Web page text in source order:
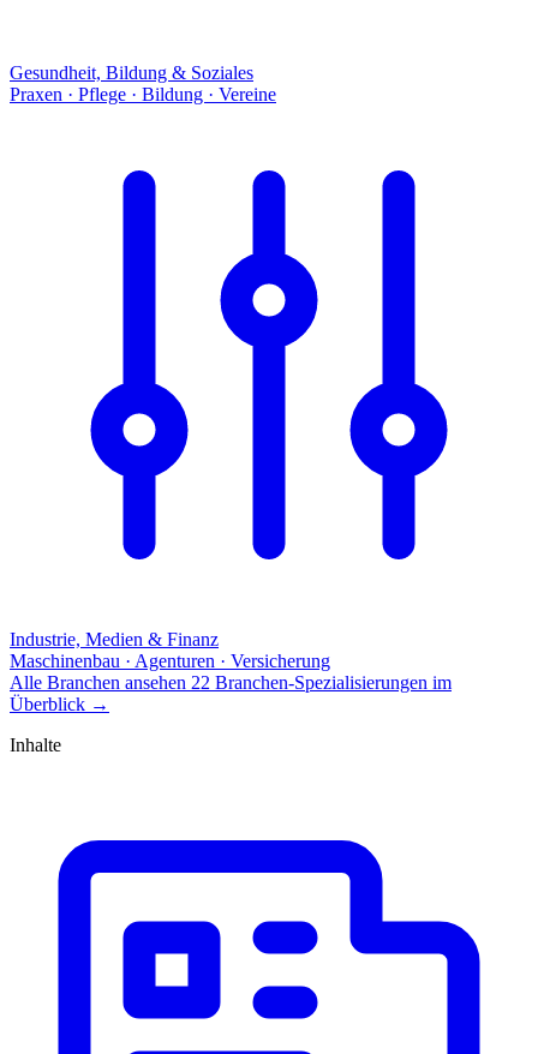
Gesundheit, Bildung & Soziales
Praxen · Pflege · Bildung · Vereine
Industrie, Medien & Finanz
Maschinenbau · Agenturen · Versicherung
Alle Branchen ansehen 22 Branchen-Spezialisierungen im
Überblick →
Inhalte